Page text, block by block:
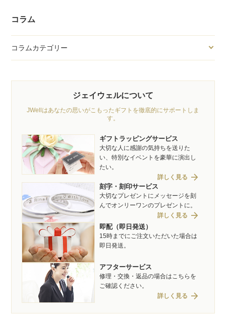
コラム
コラムカテゴリー
ジェイウェルについて
JWellはあなたの思いがこもったギフトを徹底的にサポートしま
す。
ギフトラッピングサービス
大切な人に感謝の気持ちを送りた
い、特別なイベントを豪華に演出し
たい。
詳しく見る arrow_forward
刻字・刻印サービス
大切なプレゼントにメッセージを刻
んでオンリーワンのプレゼントに。
詳しく見る arrow_forward
即配（即日発送）
15時までにご注文いただいた場合は
即日発送。
アフターサービス
修理・交換・返品の場合はこちらを
ご確認ください。
詳しく見る arrow_forward